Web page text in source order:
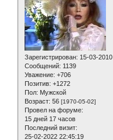
Зарегистрирован: 15-03-2010
Сообщений: 1139
Уважение: +706
Позитив: +1272
Пол: Мужской
Возраст: 56 [1970-05-02]
Провел на форуме:
15 дней 17 часов
Последний визит:
25-02-2022 22:45:19